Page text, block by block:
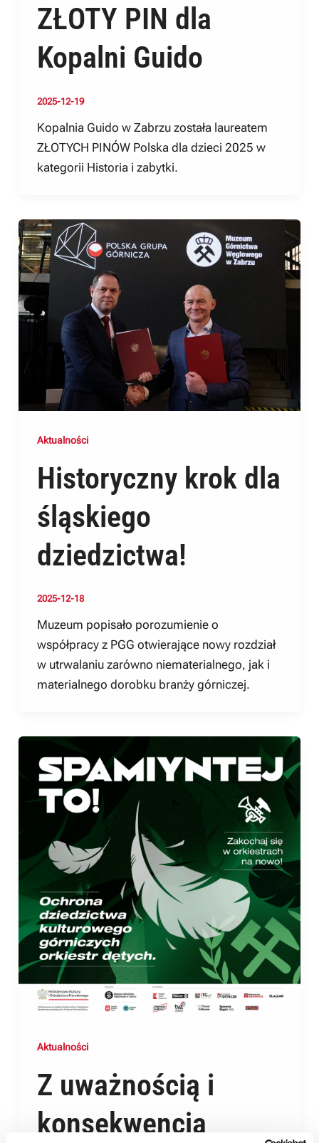
ZŁOTY PIN dla
Kopalni Guido
2025-12-19
Kopalnia Guido w Zabrzu została laureatem
ZŁOTYCH PINÓW Polska dla dzieci 2025 w
kategorii Historia i zabytki.
Aktualności
Historyczny krok dla
śląskiego
dziedzictwa!
2025-12-18
Muzeum popisało porozumienie o
współpracy z PGG otwierające nowy rozdział
w utrwalaniu zarówno niematerialnego, jak i
materialnego dorobku branży górniczej.
Aktualności
Z uważnością i
konsekwencją